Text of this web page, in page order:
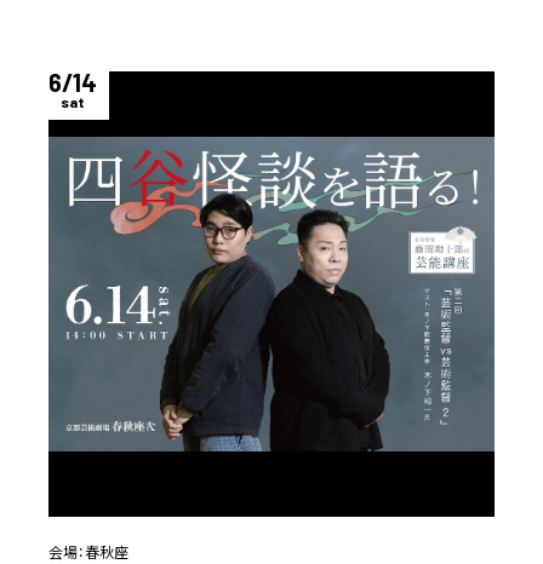
6/14
sat
会場：春秋座